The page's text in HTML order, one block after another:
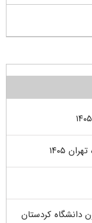
۱۴۰۵
دانشگاه کردستان